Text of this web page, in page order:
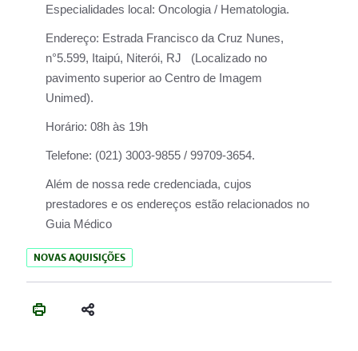
Especialidades local: Oncologia / Hematologia.
Endereço: Estrada Francisco da Cruz Nunes,
n°5.599, Itaipú, Niterói, RJ (Localizado no
pavimento superior ao Centro de Imagem
Unimed).
Horário: 08h às 19h
Telefone: (021) 3003-9855 / 99709-3654.
Além de nossa rede credenciada, cujos
prestadores e os endereços estão relacionados no
Guia Médico
NOVAS AQUISIÇÕES